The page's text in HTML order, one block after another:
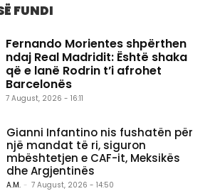
FUNDI
Fernando Morientes shpërthen
ndaj Real Madridit: Është shaka
që e lanë Rodrin t’i afrohet
Barcelonës
7 August, 2026 - 16:11
Gianni Infantino nis fushatën për
një mandat të ri, siguron
mbështetjen e CAF-it, Meksikës
dhe Argjentinës
A.M. - 7 August, 2026 - 14:50